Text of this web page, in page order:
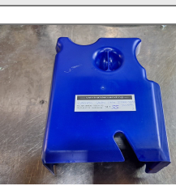
Añadir a la cesta